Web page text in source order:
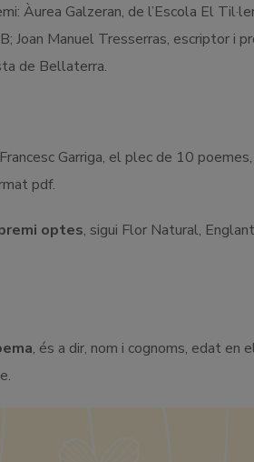
Àurea Galzeran, de l’Escola El
Joan Manuel Tresserras, escriptor i
de Bellaterra.
Garriga, el plec de 10 poemes,
pdf.
optes, sigui Flor Natural,
, és a dir, nom i cognoms, edat en